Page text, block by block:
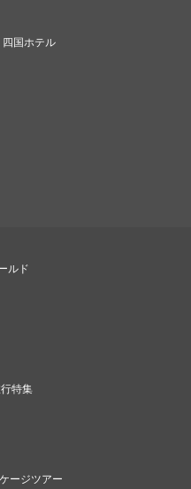
四国ホテル
ルド
特集
ージツアー